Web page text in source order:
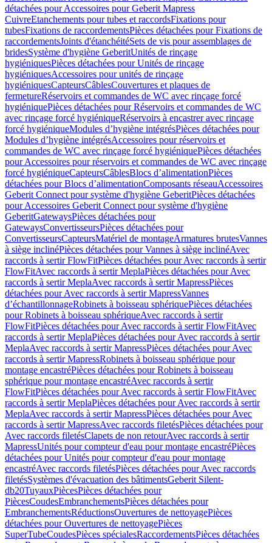
détachées pour Accessoires pour Geberit Mapress
CuivreEtanchements pour tubes et raccordsFixations pour
tubesFixations de raccordementsPièces détachées pour Fixations de
raccordementsJoints d'étanchéitéSets de vis pour assemblages de
bridesSystème d'hygiène GeberitUnités de rinçage
hygiéniquesPièces détachées pour Unités de rinçage
hygiéniquesAccessoires pour unités de rinçage
hygiéniquesCapteursCâblesCouvertures et plaques de
fermetureRéservoirs et commandes de WC avec rinçage forcé
hygiéniquePièces détachées pour Réservoirs et commandes de WC
avec rinçage forcé hygiéniqueRéservoirs à encastrer avec rinçage
forcé hygiéniqueModules d’hygiène intégrésPièces détachées pour
Modules d’hygiène intégrésAccessoires pour réservoirs et
commandes de WC avec rinçage forcé hygiéniquePièces détachées
pour Accessoires pour réservoirs et commandes de WC avec rinçage
forcé hygiéniqueCapteursCâblesBlocs d’alimentationPièces
détachées pour Blocs d’alimentationComposants réseauAccessoires
Geberit Connect pour système d'hygiène GeberitPièces détachées
pour Accessoires Geberit Connect pour système d'hygiène
GeberitGatewaysPièces détachées pour
GatewaysConvertisseursPièces détachées pour
ConvertisseursCapteursMatériel de montageArmatures brutesVannes
à siège inclinéPièces détachées pour Vannes à siège inclinéAvec
raccords à sertir FlowFitPièces détachées pour Avec raccords à sertir
FlowFitAvec raccords à sertir MeplaPièces détachées pour Avec
raccords à sertir MeplaAvec raccords à sertir MapressPièces
détachées pour Avec raccords à sertir MapressVannes
d’échantillonnageRobinets à boisseau sphériquePièces détachées
pour Robinets à boisseau sphériqueAvec raccords à sertir
FlowFitPièces détachées pour Avec raccords à sertir FlowFitAvec
raccords à sertir MeplaPièces détachées pour Avec raccords à sertir
MeplaAvec raccords à sertir MapressPièces détachées pour Avec
raccords à sertir MapressRobinets à boisseau sphérique pour
montage encastréPièces détachées pour Robinets à boisseau
sphérique pour montage encastréAvec raccords à sertir
FlowFitPièces détachées pour Avec raccords à sertir FlowFitAvec
raccords à sertir MeplaPièces détachées pour Avec raccords à sertir
MeplaAvec raccords à sertir MapressPièces détachées pour Avec
raccords à sertir MapressAvec raccords filetésPièces détachées pour
Avec raccords filetésClapets de non retourAvec raccords à sertir
MapressUnités pour compteur d'eau pour montage encastréPièces
détachées pour Unités pour compteur d'eau pour montage
encastréAvec raccords filetésPièces détachées pour Avec raccords
filetésSystèmes d'évacuation des bâtimentsGeberit Silent-
db20TuyauxPiècesPièces détachées pour
PiècesCoudesEmbranchementsPièces détachées pour
EmbranchementsRéductionsOuvertures de nettoyagePièces
détachées pour Ouvertures de nettoyagePièces
SuperTubeCoudesPièces spécialesRaccordementsPièces détachées